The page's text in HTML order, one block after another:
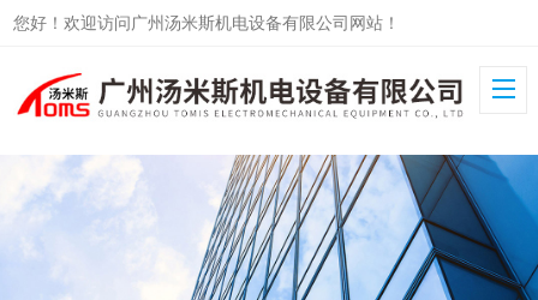
您好！欢迎访问广州汤米斯机电设备有限公司网站！